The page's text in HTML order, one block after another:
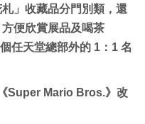
」收藏品分門別類，還
便欣賞展品及喝茶
任天堂總部外的 1：1 名
Super Mario Bros.》改